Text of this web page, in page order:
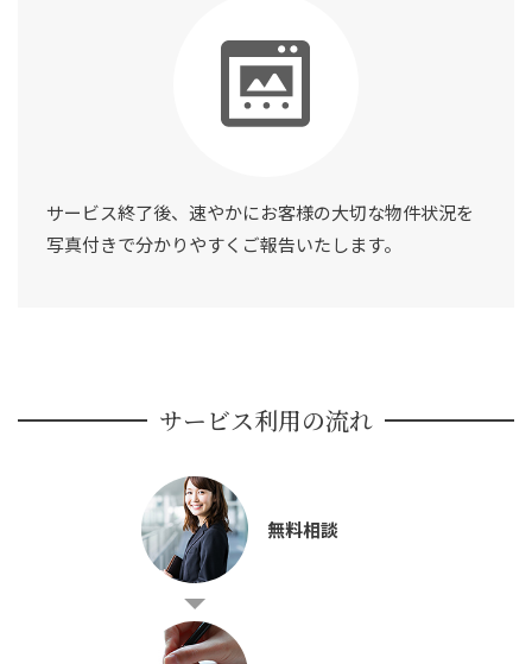
サービス終了後、速やかにお客様の大切な物件状況を
写真付きで分かりやすくご報告いたします。
サービス利用の流れ
無料相談